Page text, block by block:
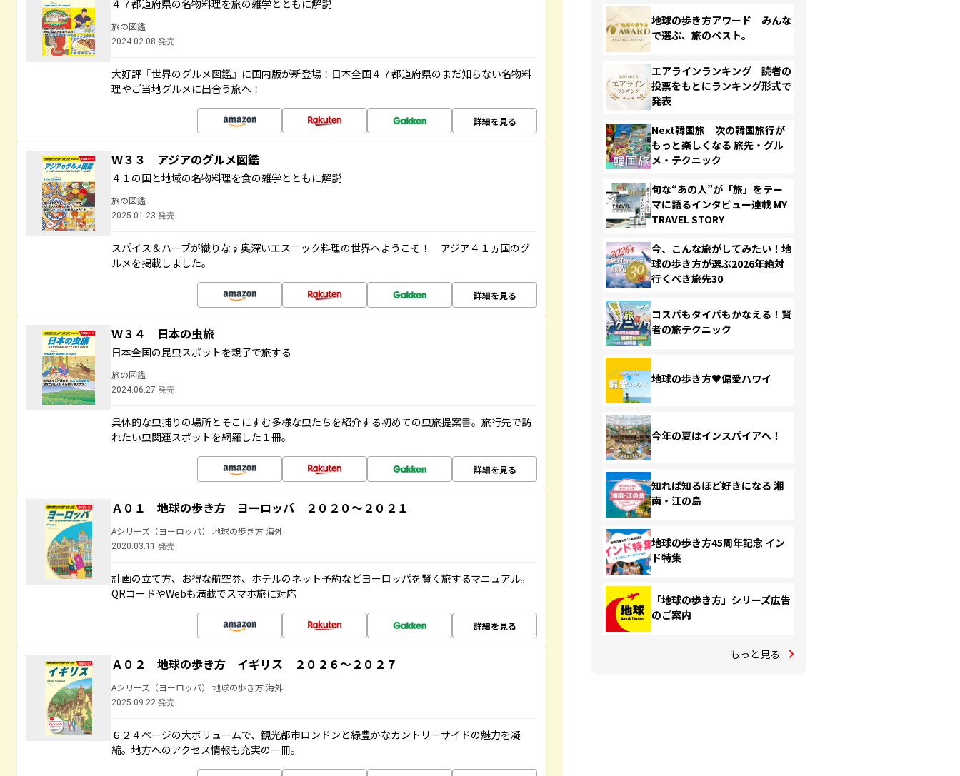
４７都道府県の名物料理を旅の雑学とともに解説
旅の図鑑
2024.02.08 発売
大好評『世界のグルメ図鑑』に国内版が新登場！日本全国４７都道府県のまだ知らない名物料
理やご当地グルメに出合う旅へ！
詳細を見る
Ｗ３３ アジアのグルメ図鑑
４１の国と地域の名物料理を食の雑学とともに解説
旅の図鑑
2025.01.23 発売
スパイス＆ハーブが織りなす奥深いエスニック料理の世界へようこそ！ アジア４１ヵ国のグ
ルメを掲載しました。
詳細を見る
Ｗ３４ 日本の虫旅
日本全国の昆虫スポットを親子で旅する
旅の図鑑
2024.06.27 発売
具体的な虫捕りの場所とそこにすむ多様な虫たちを紹介する初めての虫旅提案書。旅行先で訪
れたい虫関連スポットを網羅した１冊。
詳細を見る
Ａ０１ 地球の歩き方 ヨーロッパ ２０２０～２０２１
Aシリーズ（ヨーロッパ） 地球の歩き方 海外
2020.03.11 発売
計画の立て方、お得な航空券、ホテルのネット予約などヨーロッパを賢く旅するマニュアル。
QRコードやWebも満載でスマホ旅に対応
詳細を見る
Ａ０２ 地球の歩き方 イギリス ２０２６～２０２７
Aシリーズ（ヨーロッパ） 地球の歩き方 海外
2025.09.22 発売
６２４ページの大ボリュームで、観光都市ロンドンと緑豊かなカントリーサイドの魅力を凝
縮。地方へのアクセス情報も充実の一冊。
地球の歩き方アワード みんな
で選ぶ、旅のベスト。
エアラインランキング 読者の
投票をもとにランキング形式で
発表
Next韓国旅 次の韓国旅行が
もっと楽しくなる 旅先・グル
メ・テクニック
旬な“あの人”が「旅」をテー
マに語るインタビュー連載 MY
TRAVEL STORY
今、こんな旅がしてみたい！地
球の歩き方が選ぶ2026年絶対
行くべき旅先30
コスパもタイパもかなえる！賢
者の旅テクニック
地球の歩き方♥偏愛ハワイ
今年の夏はインスパイアへ！
知れば知るほど好きになる 湘
南・江の島
地球の歩き方45周年記念 イン
ド特集
「地球の歩き方」シリーズ広告
のご案内
もっと見る